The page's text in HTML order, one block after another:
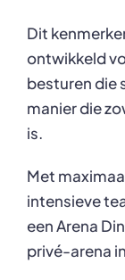
Dit
ontwikkeld
besturen die
manier die
is.
Met
intensieve
een Arena
privé-arena